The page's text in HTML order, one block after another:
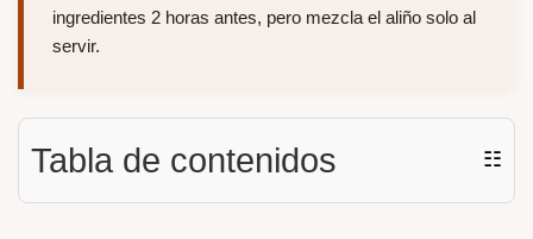
ingredientes 2 horas antes, pero mezcla el aliño solo al
servir.
Tabla de contenidos ☷